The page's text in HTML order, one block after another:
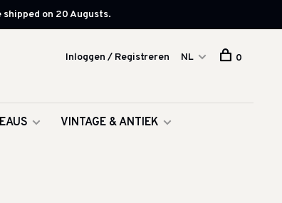
on 20 Augusts.
VINTAGE & ANTIEK
Inloggen / Registreren NL 0